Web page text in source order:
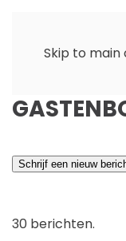
Skip to
30 berichten.